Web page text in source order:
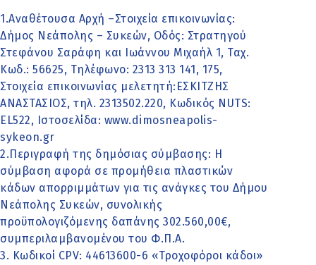
1.Αναθέτουσα Αρχή –Στοιχεία επικοινωνίας:
Δήμος Νεάπολης – Συκεών, Οδός: Στρατηγού
Στεφάνου Σαράφη και Ιωάννου Μιχαήλ 1, Ταχ.
Κωδ.: 56625, Τηλέφωνο: 2313 313 141, 175,
Στοιχεία επικοινωνίας μελετητή:ΕΣΚΙΤΖΗΣ
ΑΝΑΣΤΑΣΙΟΣ, τηλ. 2313502.220, Κωδικός ΝUTS:
EL522, Ιστοσελίδα: www.dimosneapolis-
sykeon.gr
2.Περιγραφή της δημόσιας σύμβασης: Η
σύμβαση αφορά σε προμήθεια πλαστικών
κάδων απορριμμάτων για τις ανάγκες του Δήμου
Νεάπολης Συκεών, συνολικής
προϋπολογιζόμενης δαπάνης 302.560,00€,
συμπεριλαμβανομένου του Φ.Π.Α.
3. Κωδικοί CPV: 44613600-6 «Τροχοφόροι κάδοι»